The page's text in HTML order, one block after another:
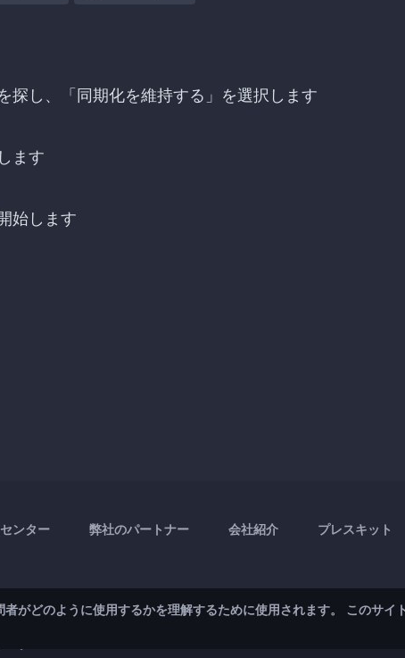
探し、「同期化を維持する」を選択します
ます
始します
ンター 弊社のパートナー 会社紹介 プレスキット
がどのように使用するかを理解するために使用されます。 このサイ